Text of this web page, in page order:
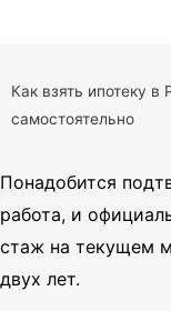
Как взять ипотеку
самостоятельно
Понадобится
работа, и
стаж на текущем
двух лет.